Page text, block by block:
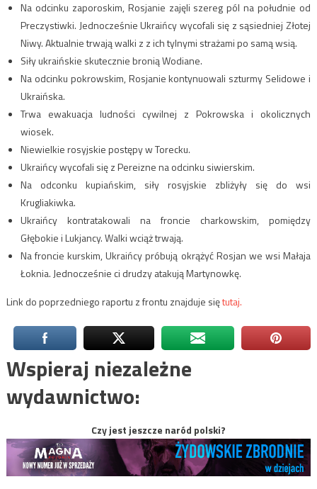
Na odcinku zaporoskim, Rosjanie zajęli szereg pól na południe od
Preczystiwki. Jednocześnie Ukraińcy wycofali się z sąsiedniej Złotej
Niwy. Aktualnie trwają walki z z ich tylnymi strażami po samą wsią.
Siły ukraińskie skutecznie bronią Wodiane.
Na odcinku pokrowskim, Rosjanie kontynuowali szturmy Selidowe i
Ukraińska.
Trwa ewakuacja ludności cywilnej z Pokrowska i okolicznych
wiosek.
Niewielkie rosyjskie postępy w Torecku.
Ukraińcy wycofali się z Pereizne na odcinku siwierskim.
Na odconku kupiańskim, siły rosyjskie zbliżyły się do wsi
Krugliakiwka.
Ukraińcy kontratakowali na froncie charkowskim, pomiędzy
Głębokie i Lukjancy. Walki wciąż trwają.
Na froncie kurskim, Ukraińcy próbują okrążyć Rosjan we wsi Małaja
Łoknia. Jednocześnie ci drudzy atakują Martynowkę.
Link do poprzedniego raportu z frontu znajduje siętutaj.
Wspieraj niezależne
wydawnictwo:
Czy jest jeszcze naród polski?